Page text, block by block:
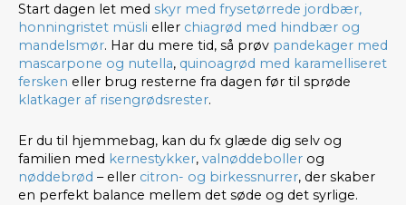
Start dagen let med skyr med frysetørrede jordbær,
honningristet müsli eller chiagrød med hindbær og
mandelsmør. Har du mere tid, så prøv pandekager med
mascarpone og nutella, quinoagrød med karamelliseret
fersken eller brug resterne fra dagen før til sprøde
klatkager af risengrødsrester.
Er du til hjemmebag, kan du fx glæde dig selv og
familien med kernestykker, valnøddeboller og
nøddebrød – eller citron- og birkessnurrer, der skaber
en perfekt balance mellem det søde og det syrlige.